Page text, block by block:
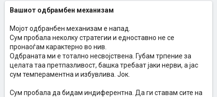
Вашиот одбрамбен механизам
Мојот одбранбен механизам е напад.
Сум пробала неколку стратегии и едноставно не се
пронаоѓам карактерно во нив.
Одбраната ми е тотално несвојствена. Губам трпение за
целата таа претпазливост, башка требаат јаки нерви, а јас
сум темпераментна и избувлива. Јок.
Сум пробала да бидам индиферентна. Да ги ставам сите на